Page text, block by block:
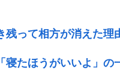
残って相方が消えた理
寝たほうがいいよ」